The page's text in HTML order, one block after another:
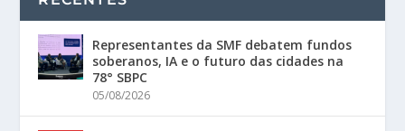
Representantes da SMF debatem fundos
soberanos, IA e o futuro das cidades na
78° SBPC
05/08/2026